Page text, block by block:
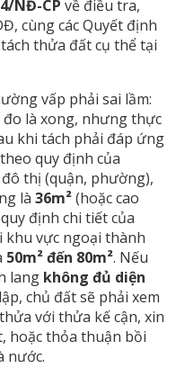
NĐ-CP về điều tra,
cùng các Quyết định
thửa đất cụ thể tại
vấp phải sai lầm:
là xong, nhưng thực
khi tách phải đáp ứng
theo quy định của
thị (quận, phường),
là 36m²(hoặc cao
định chi tiết của
khu vực ngoại thành
50m² đến 80m². Nếu
lang không đủ diện
chủ đất sẽ phải xem
với thửa kế cận, xin
hoặc thỏa thuận bồi
nước.